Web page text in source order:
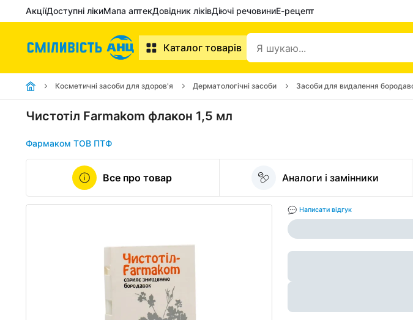
АкціїДоступні лікиМапа аптекДовідник ліківДіючі речовиниЕ-рецепт
Каталог товарів
Косметичні засоби для здоров'я Дерматологічні засоби Засоби для видалення
Чистотіл Farmakom флакон 1,5 мл
Фармаком ТОВ ПТФ
Все про товар Аналоги і замінники
Написати відгук